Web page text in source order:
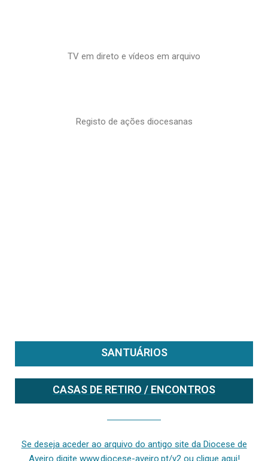
TV em direto e vídeos em arquivo
Registo de ações diocesanas
SANTUÁRIOS
CASAS DE RETIRO / ENCONTROS
Se deseja aceder ao arquivo do antigo site da Diocese de
Aveiro digite www.diocese-aveiro.pt/v2 ou clique aqui!